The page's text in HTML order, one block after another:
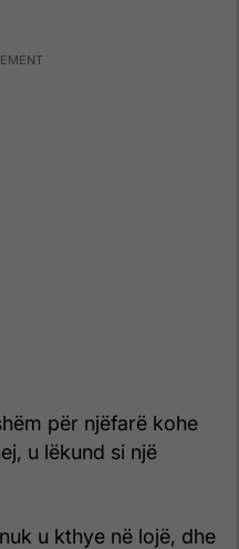
për njëfarë kohe
u lëkund si një
u kthye në lojë, dhe